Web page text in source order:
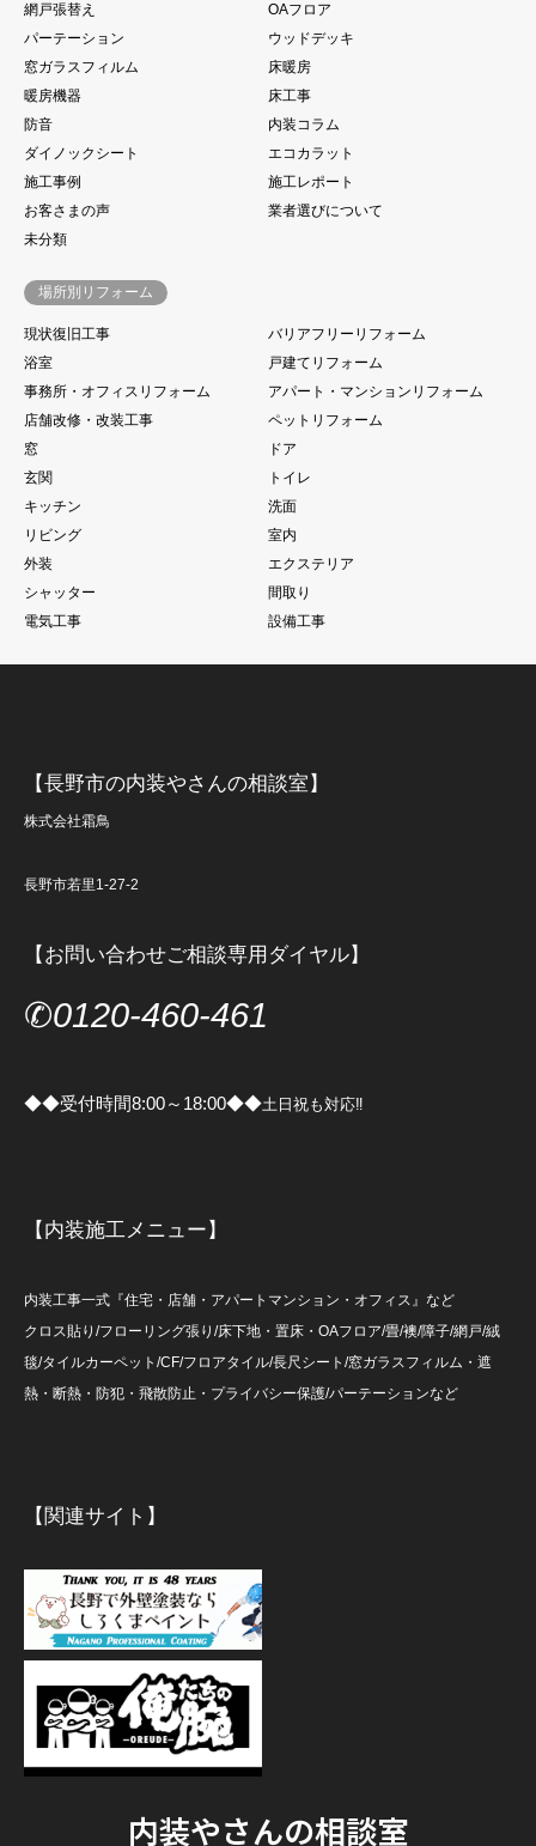
網戸張替え
OAフロア
パーテーション
ウッドデッキ
窓ガラスフィルム
床暖房
暖房機器
床工事
防音
内装コラム
ダイノックシート
エコカラット
施工事例
施工レポート
お客さまの声
業者選びについて
未分類
場所別リフォーム
現状復旧工事
バリアフリーリフォーム
浴室
戸建てリフォーム
事務所・オフィスリフォーム
アパート・マンションリフォーム
店舗改修・改装工事
ペットリフォーム
窓
ドア
玄関
トイレ
キッチン
洗面
リビング
室内
外装
エクステリア
シャッター
間取り
電気工事
設備工事
【長野市の内装やさんの相談室】
株式会社霜鳥
長野市若里1-27-2
【お問い合わせご相談専用ダイヤル】
✆0120-460-461
◆◆受付時間8:00～18:00◆◆土日祝も対応‼
【内装施工メニュー】
内装工事一式『住宅・店舗・アパートマンション・オフィス』など
クロス貼り/フローリング張り/床下地・置床・OAフロア/畳/襖/障子/網戸/絨
毯/タイルカーペット/CF/フロアタイル/長尺シート/窓ガラスフィルム・遮
熱・断熱・防犯・飛散防止・プライバシー保護/パーテーションなど
【関連サイト】
内装やさんの相談室